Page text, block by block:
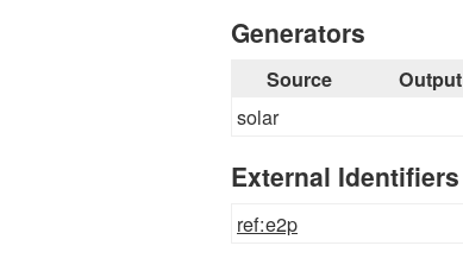
Generators
Source Output
solar
External Identifiers
ref:e2p